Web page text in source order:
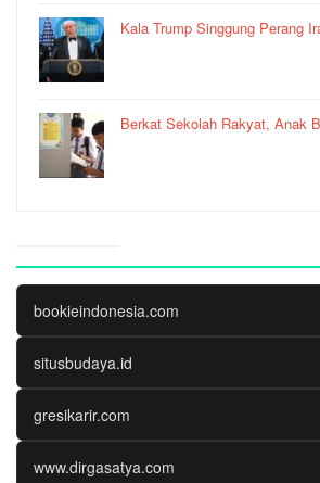
Kala Trump Singgung Perang
Berkat Sekolah Rakyat, Anak
bookieindonesia.com
situsbudaya.id
gresikarir.com
www.dirgasatya.com